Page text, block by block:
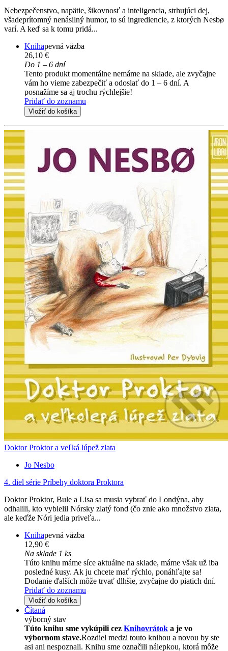
Nebezpečenstvo, napätie, šikovnosť a inteligencia, strhujúci dej,
všadeprítomný nenásilný humor, to sú ingrediencie, z ktorých Nesbø
varí. A keď sa k tomu pridá...
Knihapevná väzba
26,10 €
Do 1 – 6 dní
Tento produkt momentálne nemáme na sklade, ale zvyčajne
vám ho vieme zabezpečiť a odoslať do 1 – 6 dní. A
posnažíme sa aj trochu rýchlejšie!
Pridať do zoznamu
Vložiť do košíka
Doktor Proktor a veľká lúpež zlata
Jo Nesbo
4. diel série Príbehy doktora Proktora
Doktor Proktor, Bule a Lisa sa musia vybrať do Londýna, aby
odhalili, kto vybielil Nórsky zlatý fond (čo znie ako množstvo zlata,
ale keďže Nóri jedia priveľa...
Knihapevná väzba
12,90 €
Na sklade 1 ks
Túto knihu máme síce aktuálne na sklade, máme však už iba
posledné kusy. Ak ju chcete mať rýchlo, ponáhľajte sa!
Dodanie ďalších môže trvať dlhšie, zvyčajne do piatich dní.
Pridať do zoznamu
Vložiť do košíka
Čítaná
výborný stav
Túto knihu sme vykúpili cez Knihovrátok a je vo
výbornom stave.Rozdiel medzi touto knihou a novou by ste
asi ani nespoznali. Knihu sme označili nálepkou, ktorá môže